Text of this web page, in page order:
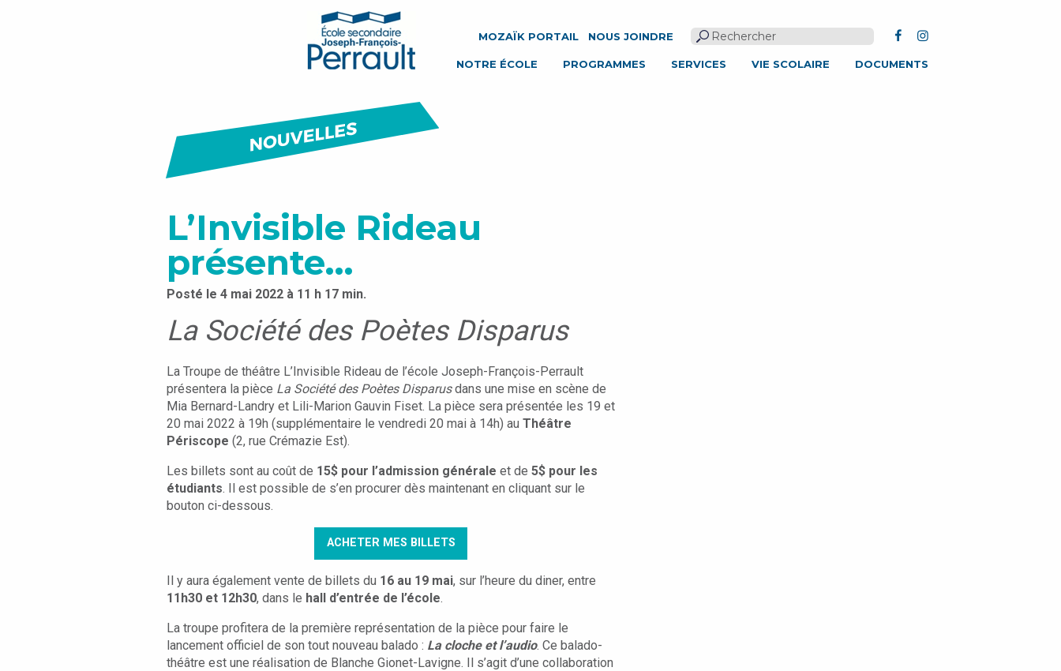
MOZAÏK PORTAIL
NOUS JOINDRE FACEBOOK
INSTAGRAM
NOTRE ÉCOLE PROGRAMMES SERVICES VIE SCOLAIRE DOCUMENTS
L’Invisible Rideau
présente…
Posté le 4 mai 2022 à 11 h 17 min.
Écrit parChristopher Dicaire
La Société des Poètes Disparus
La Troupe de théâtre L’Invisible Rideau de l’école Joseph-François-Perrault
présentera la pièce La Société des Poètes Disparusdans une mise en scène de
Mia Bernard-Landry et Lili-Marion Gauvin Fiset. La pièce sera présentée les 19 et
20 mai 2022 à 19h (supplémentaire le vendredi 20 mai à 14h) au Théâtre
Périscope (2, rue Crémazie Est).
Les billets sont au coût de 15$ pour l’admission générale et de 5$ pour les
étudiants.
Il est possible de s’en procurer dès maintenant en cliquant sur le
bouton ci-dessous.
ACHETER MES BILLETS
Il y aura également vente de billets du 16 au 19 mai, sur l’heure du diner, entre
11h30 et 12h30, dans le hall d’entrée de l’école.
La troupe profitera de la première représentation de la pièce pour faire le
lancement officiel de son tout nouveau balado : La cloche et l’audio. Ce balado-
théâtre est une réalisation de Blanche Gionet-Lavigne. Il s’agit d’une collaboration